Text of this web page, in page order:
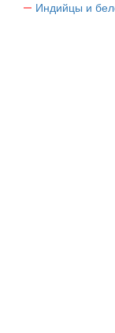
Индийцы и